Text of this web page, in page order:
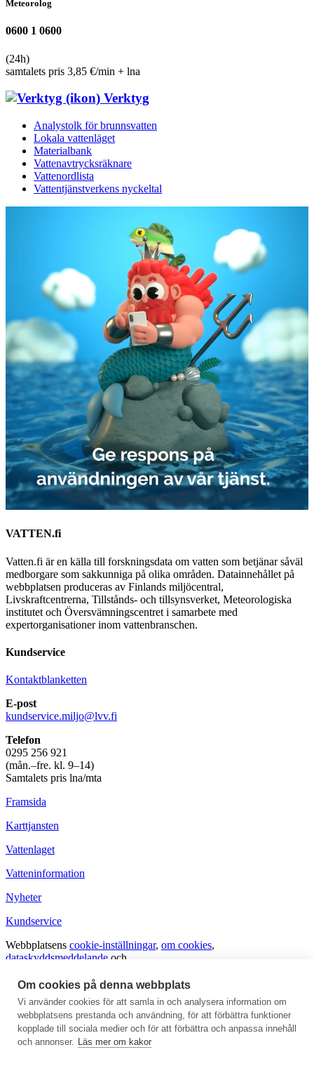
Meteorolog
0600 1 0600
(24h)
samtalets pris 3,85 €/min + lna
Verktyg
Analystolk för brunnsvatten
Lokala vattenläget
Materialbank
Vattenavtrycksräknare
Vattenordlista
Vattentjänst­verkens nyckeltal
VATTEN.fi
Vatten.fi är en källa till forskningsdata om vatten som betjänar såväl
medborgare som sakkunniga på olika områden. Datainnehållet på
webbplatsen produceras av Finlands miljöcentral,
Livskraftcentrerna, Tillstånds- och tillsynsverket, Meteorologiska
institutet och Översvämningscentret i samarbete med
expertorganisationer inom vattenbranschen.
Kundservice
Kontaktblanketten
E-post
kundservice.miljo@lvv.fi
Telefon
0295 256 921
(mån.–fre. kl. 9–14)
Samtalets pris lna/mta
Framsida
Karttjansten
Vattenlaget
Vatteninformation
Nyheter
Kundservice
Webbplatsens cookie-inställningar, om cookies,
dataskyddsmeddelande och
Vanliga frågor och svar
Ge respons
För medierna
Om cookies på denna webbplats
Vi använder cookies för att samla in och analysera information om
webbplatsens prestanda och användning, för att förbättra funktioner
kopplade till sociala medier och för att förbättra och anpassa innehåll
och annonser. Läs mer om kakor